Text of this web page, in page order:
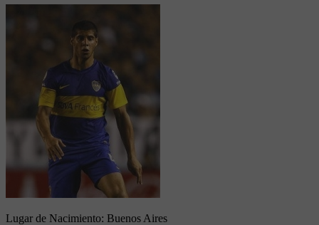
Lugar de Nacimiento: Buenos Aires